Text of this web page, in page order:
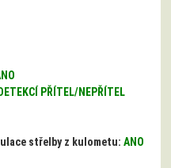
DETEKCÍ PŘÍTEL/NEPŘÍTEL
střelby z kulometu:ANO